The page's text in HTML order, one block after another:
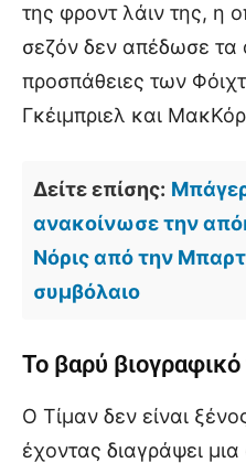
της φροντ λάιν της, η
σεζόν δεν απέδωσε τα
προσπάθειες των
Γκέιμπριελ και
Δείτε επίσης:
ανακοίνωσε την
Νόρις από την
συμβόλαιο
Το βαρύ
Ο Τίμαν δεν είναι
έχοντας διαγράψει